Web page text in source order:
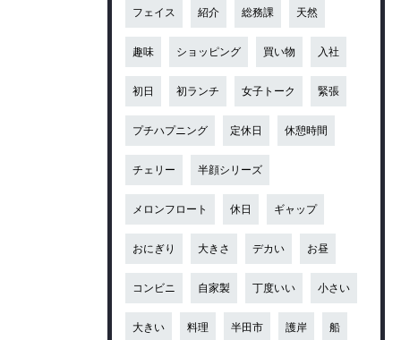
フェイス 紹介 総務課 天然
趣味 ショッピング 買い物 入社
初日 初ランチ 女子トーク 緊張
プチハプニング 定休日 休憩時間
チェリー 半顔シリーズ
メロンフロート 休日 ギャップ
おにぎり 大きさ デカい お昼
コンビニ 自家製 丁度いい 小さい
大きい 料理 半田市 護岸 船